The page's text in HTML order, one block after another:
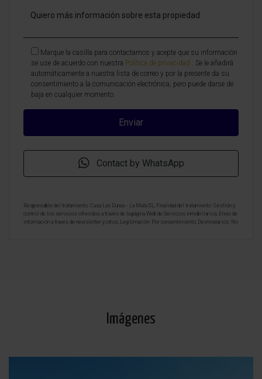
Marque la casilla para contactarnos y acepte que su información
se use de acuerdo con nuestra Política de privacidad . Se le añadirá
automáticamente a nuestra lista de correo y por la presente da su
consentimiento a la comunicación electrónica, pero puede darse de
baja en cualquier momento.
Contact by WhatsApp
Responsable del tratamiento: Casa Las Dunas - La Mata SL, Finalidad del tratamiento: Gestión y
control de los servicios ofrecidos a través de la página Web de Servicios inmobiliarios, Envío de
información a traves de newsletter y otros, Legitimación: Por consentimiento, Destinatarios: No
Imágenes